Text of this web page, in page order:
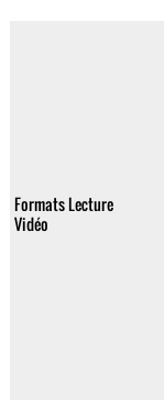
Formats Lecture
Vidéo